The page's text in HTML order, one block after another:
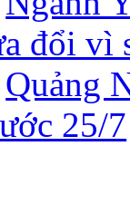
đổi vì
Quảng
25/7